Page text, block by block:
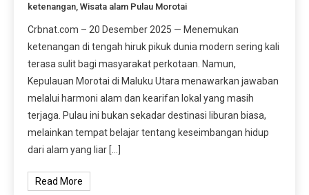
ketenangan ,Wisata alam Pulau Morotai
Crbnat.com – 20 Desember 2025 — Menemukan
ketenangan di tengah hiruk pikuk dunia modern sering kali
terasa sulit bagi masyarakat perkotaan. Namun,
Kepulauan Morotai di Maluku Utara menawarkan jawaban
melalui harmoni alam dan kearifan lokal yang masih
terjaga. Pulau ini bukan sekadar destinasi liburan biasa,
melainkan tempat belajar tentang keseimbangan hidup
dari alam yang liar […]
Read More